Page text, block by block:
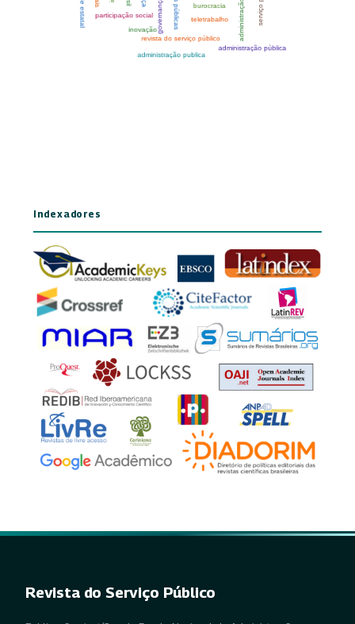
Indexadores
Revista do Serviço Público